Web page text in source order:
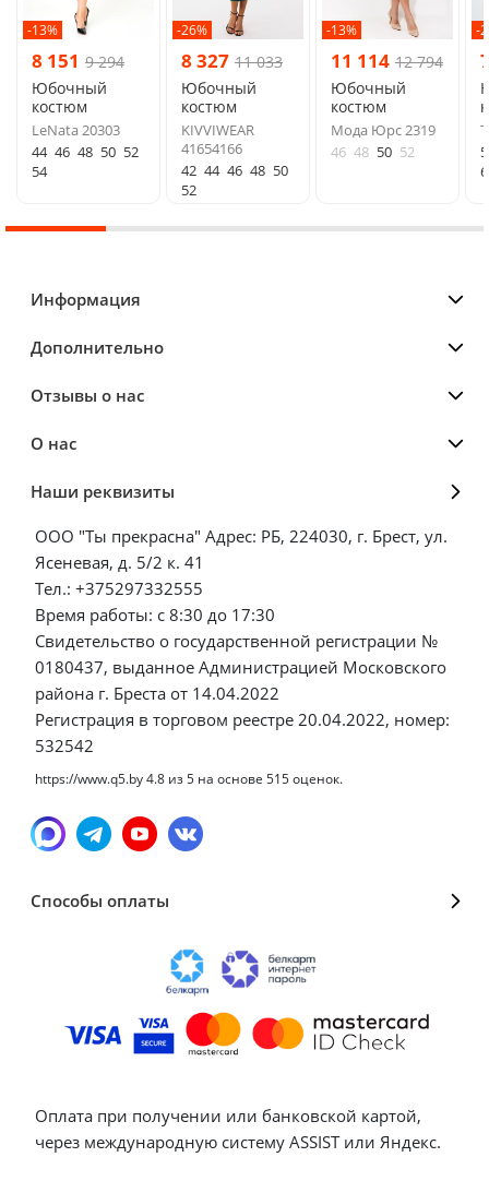
-13%
8 151 9 294
Юбочный
костюм
LeNata 20303
44 46 48 50 52
54
-26%
8 327 11 033
Юбочный
костюм
KIVVIWEAR
41654166
42 44 46 48 50
52
-13%
11 114 12 794
Юбочный
костюм
Мода Юрс 2319
46 48 50 52
-
Информация
Дополнительно
Отзывы о нас
О нас
Наши реквизиты
ООО "Ты прекрасна" Адрес: РБ, 224030, г. Брест, ул.
Ясеневая, д. 5/2 к. 41
Тел.: +375297332555
Время работы: с 8:30 до 17:30
Свидетельство о государственной регистрации №
0180437, выданное Администрацией Московского
района г. Бреста от 14.04.2022
Регистрация в торговом реестре 20.04.2022, номер:
532542
https://www.q5.by4.8 из5 на основе 515оценок.
Способы оплаты
Оплата при получении или банковской картой,
через международную систему ASSIST или Яндекс.